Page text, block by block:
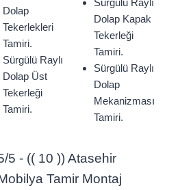
Dolap
Tekerlekleri
Tamiri.
Sürgülü Raylı
Dolap Üst
Tekerleği
Tamiri.
Sürgülü Raylı
Dolap Kapak
Tekerleği
Tamiri.
Sürgülü Raylı
Dolap
Mekanizması
Tamiri.
5 - (( 10 )) Atasehir
Tamir Montaj